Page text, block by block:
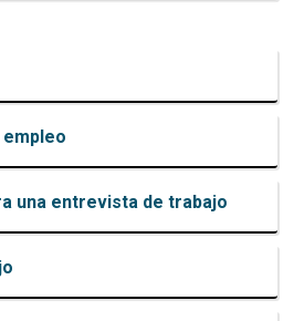
una entrevista de trabajo